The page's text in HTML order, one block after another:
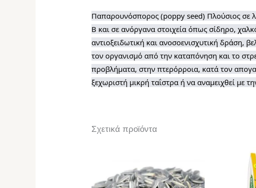
Παπαρουνόσπορος (poppy seed) Πλούσιος σε
Β και σε ανόργανα στοιχεία όπως σίδηρο,
αντιοξειδωτική και ανοσοενισχυτική δράση,
τον οργανισμό από την καταπόνηση και το
προβλήματα, στην πτερόρροια, κατά τον
ξεχωριστή μικρή ταΐστρα ή να αναμειχθεί με
Σχετικά προϊόντα